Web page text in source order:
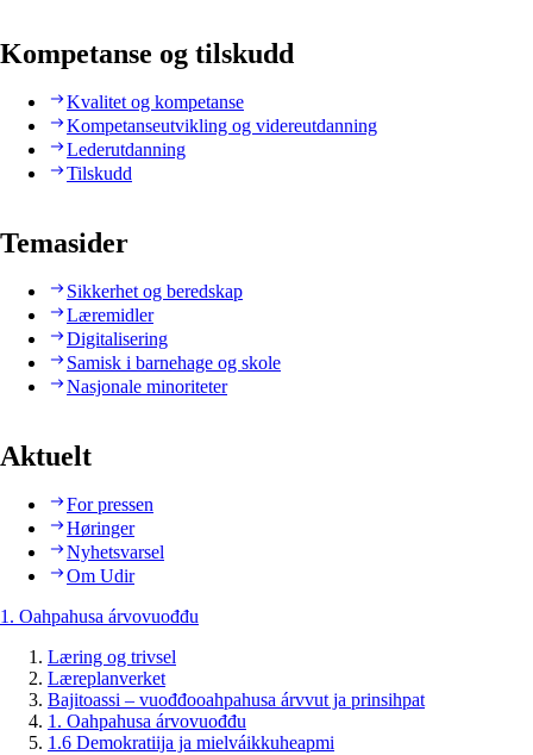
Kompetanse og tilskudd
Kvalitet og kompetanse
Kompetanseutvikling og videreutdanning
Lederutdanning
Tilskudd
Temasider
Sikkerhet og beredskap
Læremidler
Digitalisering
Samisk i barnehage og skole
Nasjonale minoriteter
Aktuelt
For pressen
Høringer
Nyhetsvarsel
Om Udir
1. Oahpahusa árvovuođđu
Læring og trivsel
Læreplanverket
Bajitoassi – vuođđooahpahusa árvvut ja prinsihpat
1. Oahpahusa árvovuođđu
1.6 Demokratiija ja mielváikkuheapmi